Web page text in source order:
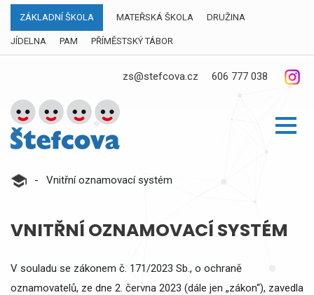
ZÁKLADNÍ ŠKOLA MATEŘSKÁ ŠKOLA DRUŽINA
JÍDELNA PAM PŘÍMĚSTSKÝ TÁBOR
zs@stefcova.cz 606 777 038
- Vnitřní oznamovací systém
VNITŘNÍ OZNAMOVACÍ SYSTÉM
V souladu se zákonem č. 171/2023 Sb., o ochraně
oznamovatelů, ze dne 2. června 2023 (dále jen „zákon“), zavedla